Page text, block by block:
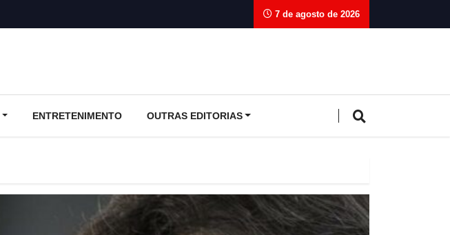
7 de agosto de 2026
ENTRETENIMENTO OUTRAS EDITORIAS